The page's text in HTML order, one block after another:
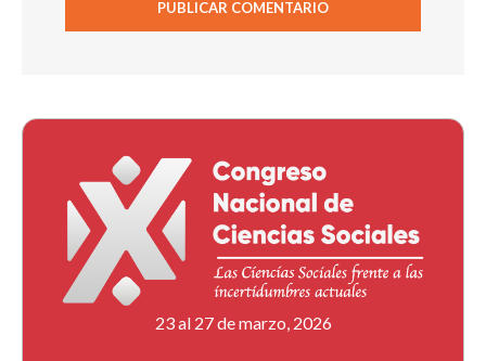
23 al 27 de marzo, 2026